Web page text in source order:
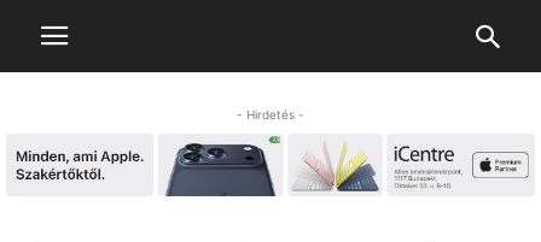
- Hirdetés -